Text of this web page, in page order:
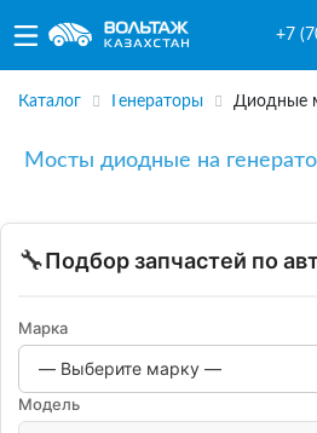
+7
Каталог Генераторы Диодные
Мосты диодные на
🔧Подбор запчастей по
Марка
Модель